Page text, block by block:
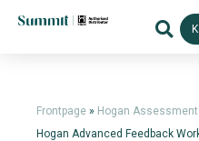
Frontpage » Hogan
Hogan Advanced Feedback